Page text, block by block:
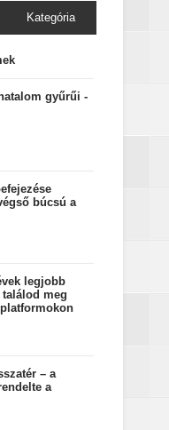
Kategória
gyűrűi -
búcsú a
legjobb
meg
– a
a